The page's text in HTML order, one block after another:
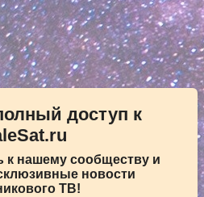
доступ к
к нашему сообществу и
новости
ТВ!